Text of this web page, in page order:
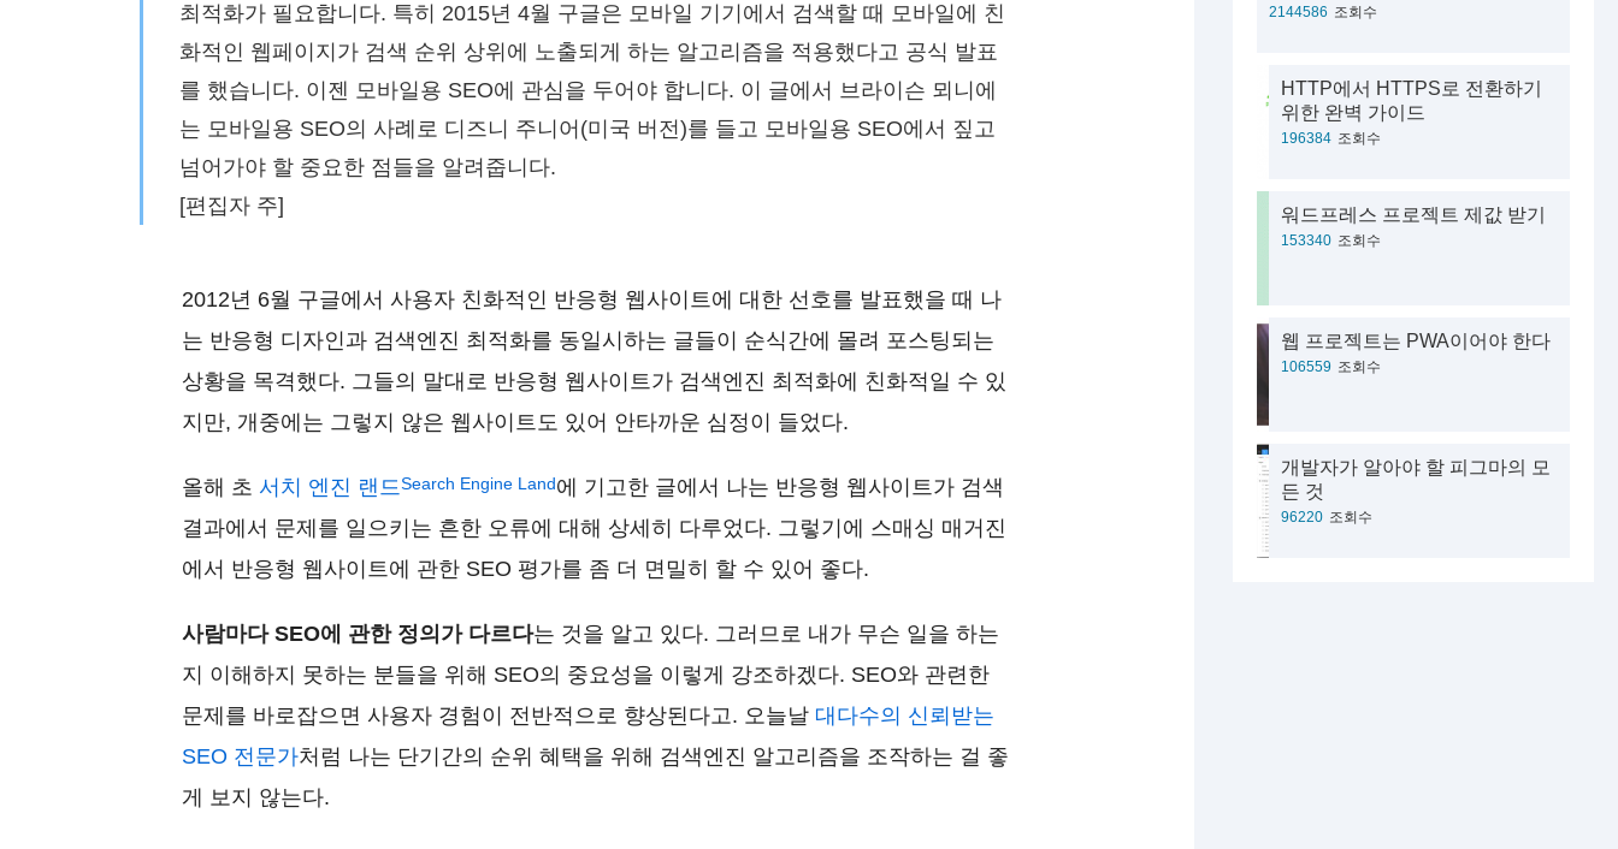
최적화가 필요합니다. 특히 2015년 4월 구글은 모바일 기기에서 검색할 때 모바일에 친
화적인 웹페이지가 검색 순위 상위에 노출되게 하는 알고리즘을 적용했다고 공식 발표
를 했습니다. 이젠 모바일용 SEO에 관심을 두어야 합니다. 이 글에서 브라이슨 뫼니에
는 모바일용 SEO의 사례로 디즈니 주니어(미국 버전)를 들고 모바일용 SEO에서 짚고
넘어가야 할 중요한 점들을 알려줍니다.
[편집자 주]
2012년 6월 구글에서 사용자 친화적인 반응형 웹사이트에 대한 선호를 발표했을 때 나
는 반응형 디자인과 검색엔진 최적화를 동일시하는 글들이 순식간에 몰려 포스팅되는
상황을 목격했다. 그들의 말대로 반응형 웹사이트가 검색엔진 최적화에 친화적일 수 있
지만, 개중에는 그렇지 않은 웹사이트도 있어 안타까운 심정이 들었다.
올해 초 서치 엔진 랜드Search Engine Land 에 기고한 글에서 나는 반응형 웹사이트가 검색
결과에서 문제를 일으키는 흔한 오류에 대해 상세히 다루었다. 그렇기에 스매싱 매거진
에서 반응형 웹사이트에 관한 SEO 평가를 좀 더 면밀히 할 수 있어 좋다.
사람마다 SEO에 관한 정의가 다르다는 것을 알고 있다. 그러므로 내가 무슨 일을 하는
지 이해하지 못하는 분들을 위해 SEO의 중요성을 이렇게 강조하겠다. SEO와 관련한
문제를 바로잡으면 사용자 경험이 전반적으로 향상된다고. 오늘날 대다수의 신뢰받는
SEO 전문가처럼 나는 단기간의 순위 혜택을 위해 검색엔진 알고리즘을 조작하는 걸 좋
게 보지 않는다.
2144586 조회수
HTTP에서 HTTPS로 전환하기
위한 완벽 가이드
196384 조회수
워드프레스 프로젝트 제값 받기
153340 조회수
웹 프로젝트는 PWA이어야 한다
106559 조회수
개발자가 알아야 할 피그마의 모
든 것
96220 조회수